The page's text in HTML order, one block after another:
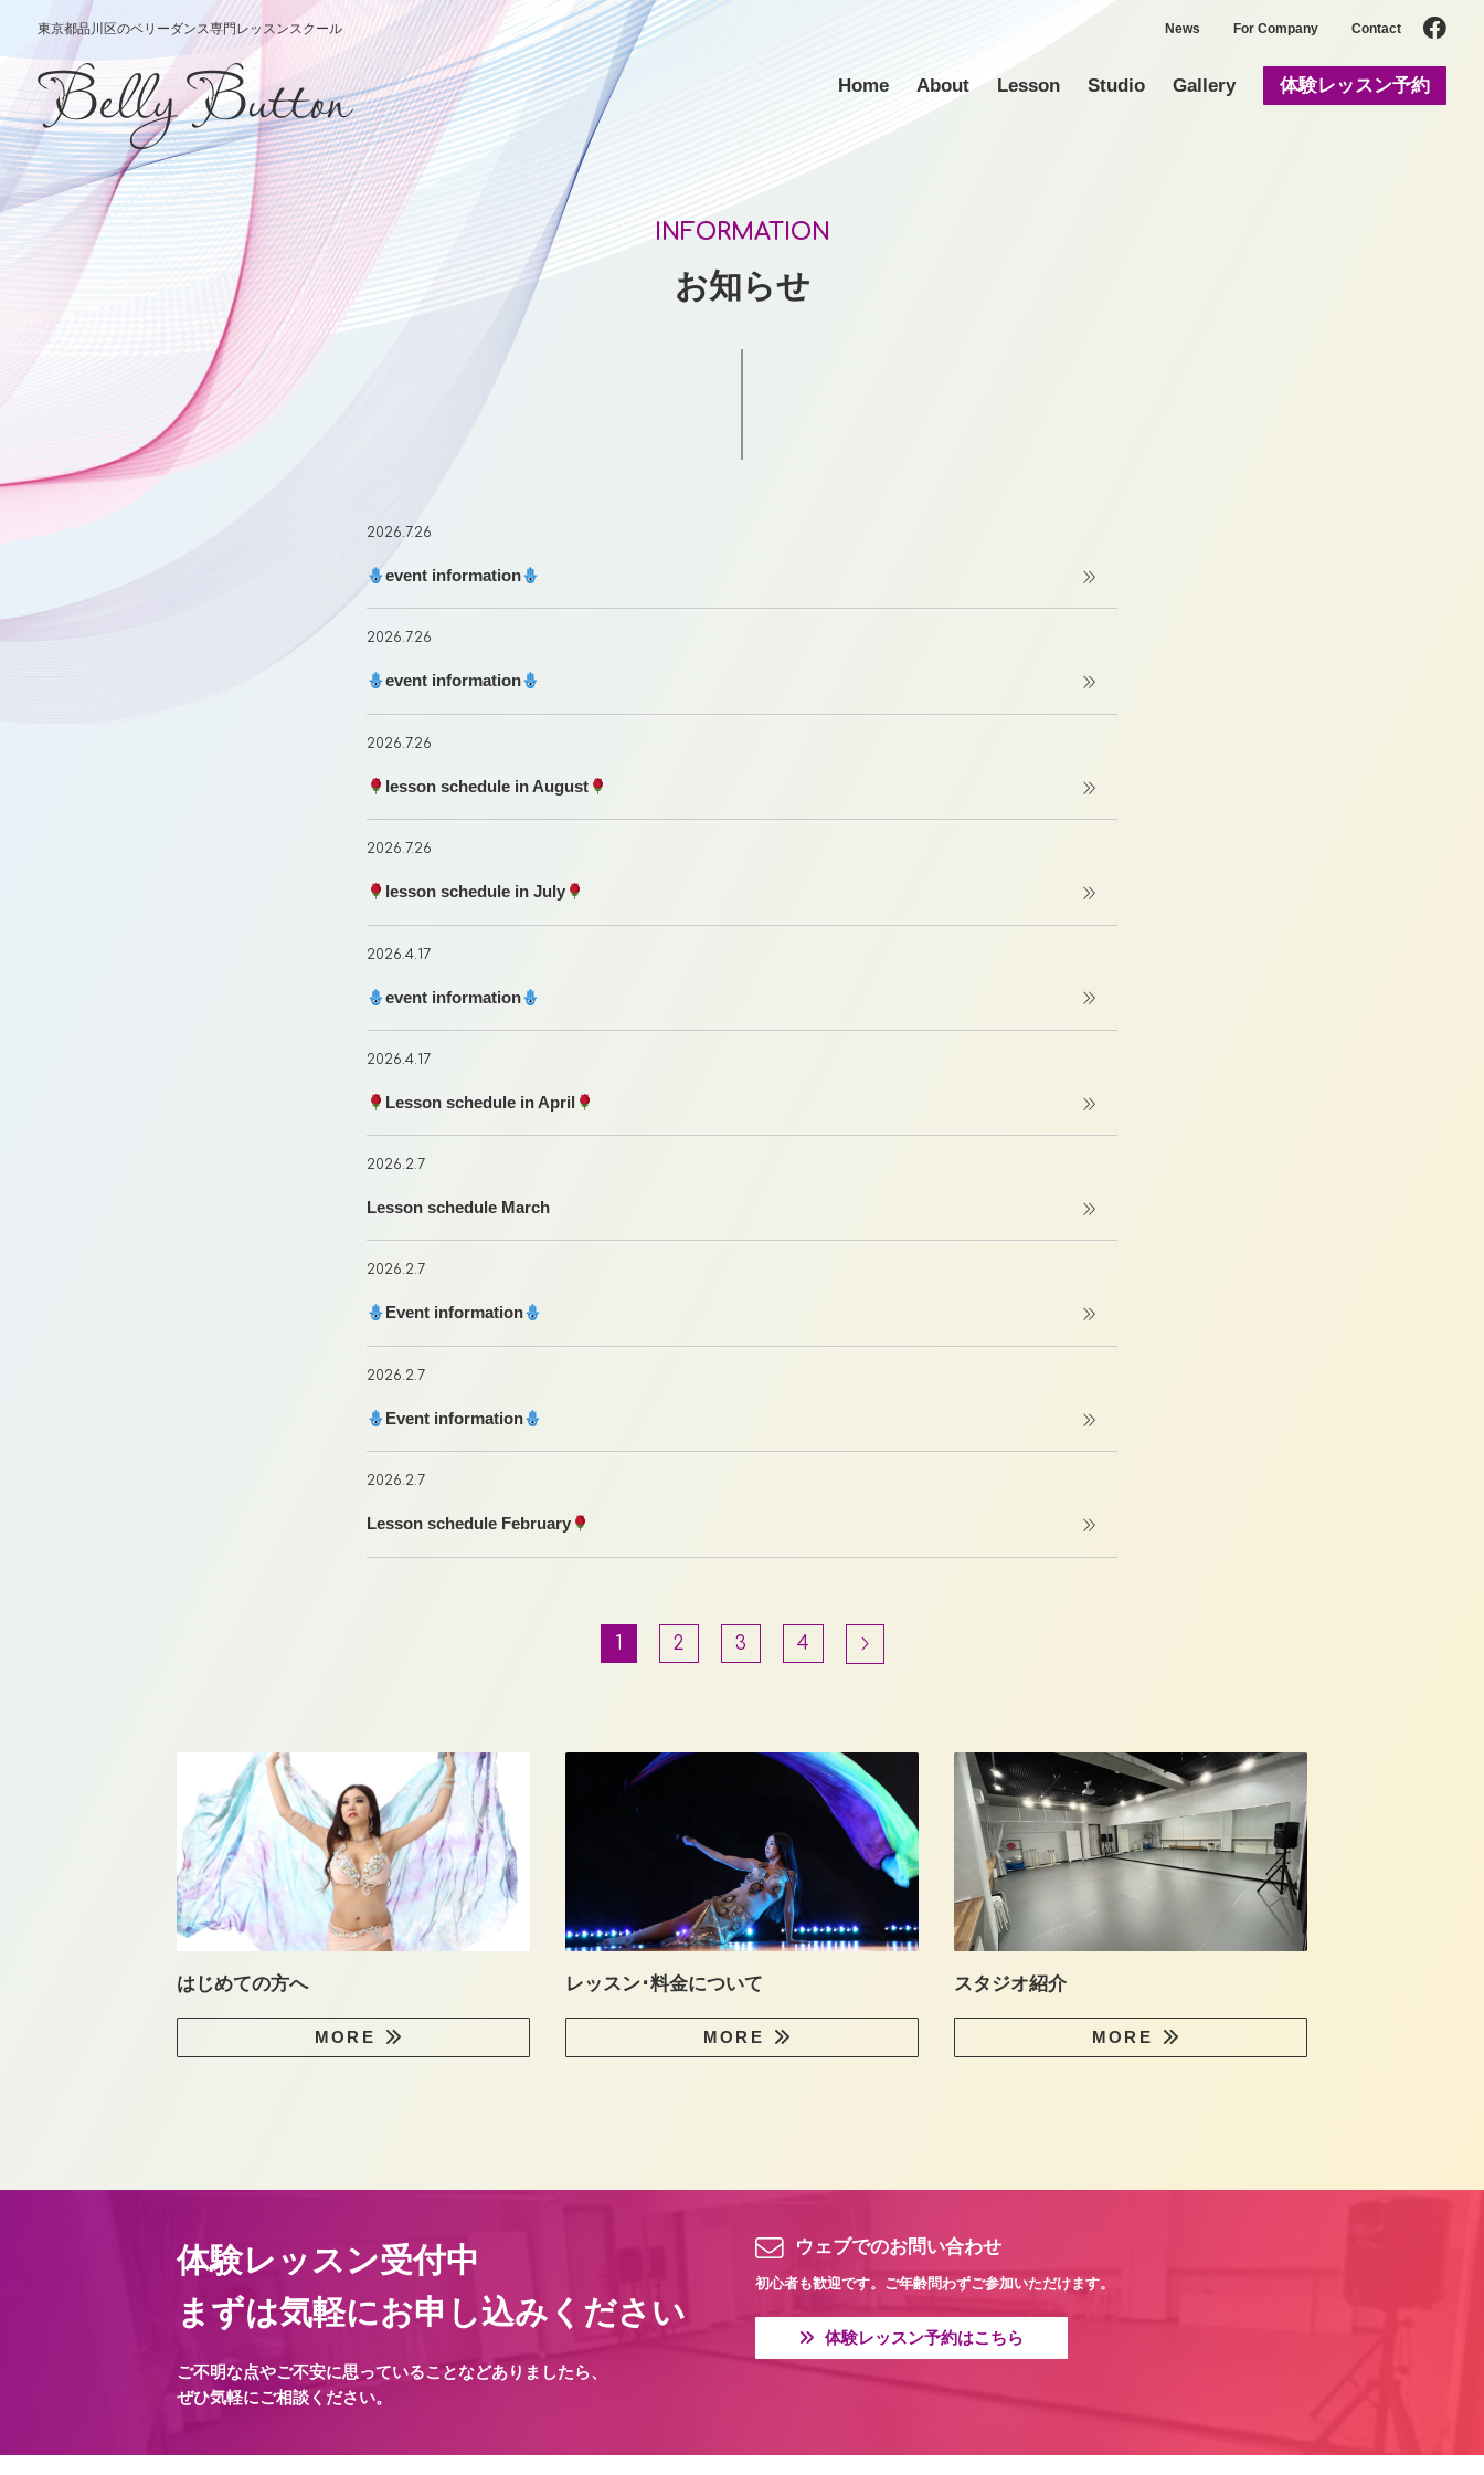
東京都品川区のベリーダンス専門レッスンスクール News For Company Contact
Home About Lesson Studio Gallery 体験レッスン予約
INFORMATION
お知らせ
2026.7.26
event information
2026.7.26
event information
2026.7.26
lesson schedule in August
2026.7.26
lesson schedule in July
2026.4.17
event information
2026.4.17
Lesson schedule in April
2026.2.7
Lesson schedule March
2026.2.7
Event information
2026.2.7
Event information
2026.2.7
Lesson schedule February
1 2 3 4
はじめての方へ
MORE
レッスン･料金について
MORE
スタジオ紹介
MORE
体験レッスン受付中
まずは気軽にお申し込みください
ご不明な点やご不安に思っていることなどありましたら、
ぜひ気軽にご相談ください。
ウェブでのお問い合わせ
初心者も歓迎です。ご年齢問わずご参加いただけます。
体験レッスン予約はこちら